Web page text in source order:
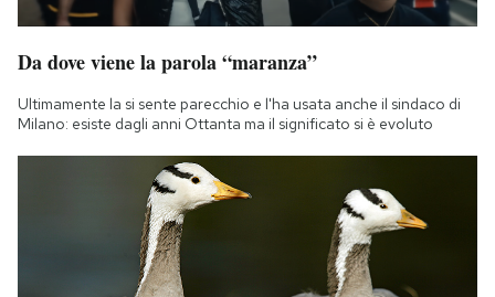
Da dove viene la parola “maranza”
Ultimamente la si sente parecchio e l'ha usata anche il sindaco di
Milano: esiste dagli anni Ottanta ma il significato si è evoluto